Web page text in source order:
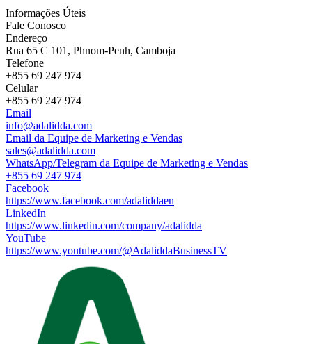
Informações Úteis
Fale Conosco
Endereço
Rua 65 C 101, Phnom-Penh, Camboja
Telefone
+855 69 247 974
Celular
+855 69 247 974
Email
info@adalidda.com
Email da Equipe de Marketing e Vendas
sales@adalidda.com
WhatsApp/Telegram da Equipe de Marketing e Vendas
+855 69 247 974
Facebook
https://www.facebook.com/adaliddaen
LinkedIn
https://www.linkedin.com/company/adalidda
YouTube
https://www.youtube.com/@AdaliddaBusinessTV